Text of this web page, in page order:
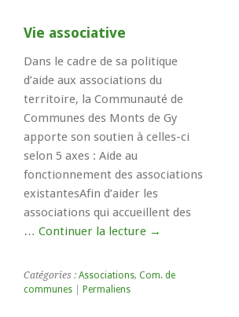
Vie associative
Dans le cadre de sa politique
d’aide aux associations du
territoire, la Communauté de
Communes des Monts de Gy
apporte son soutien à celles-ci
selon 5 axes : Aide au
fonctionnement des associations
existantesAfin d’aider les
associations qui accueillent des
… Continuer la lecture →
Catégories : Associations, Com. de
communes
Permaliens